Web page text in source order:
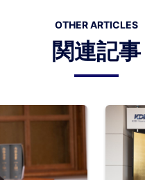
OTHER ARTICLES
関連記事